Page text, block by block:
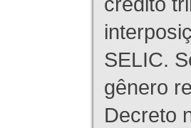
SELIC.
gênero
Decreto